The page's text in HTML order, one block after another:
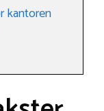
kantoren